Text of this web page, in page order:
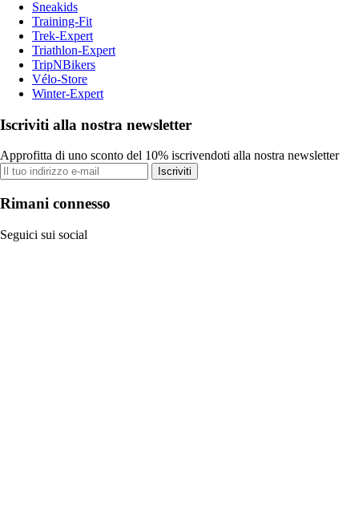
Sneakids
Training-Fit
Trek-Expert
Triathlon-Expert
TripNBikers
Vélo-Store
Winter-Expert
Iscriviti alla nostra newsletter
Approfitta di uno sconto del 10% iscrivendoti alla nostra newsletter
Iscriviti
Rimani connesso
Seguici sui social